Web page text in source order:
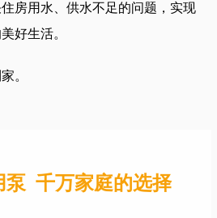
房用水、供水不足的问题，实现
好生活。
。
千万家庭的选择